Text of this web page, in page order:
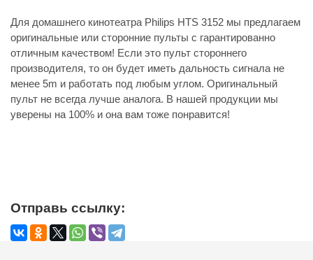
Для домашнего кинотеатра Philips HTS 3152 мы предлагаем
оригинальные или сторонние пульты с гарантированно
отличным качеством! Если это пульт стороннего
производителя, то он будет иметь дальность сигнала не
менее 5m и работать под любым углом. Оригинальный
пульт не всегда лучше аналога. В нашей продукции мы
уверены на 100% и она вам тоже понравится!
Отправь ссылку: